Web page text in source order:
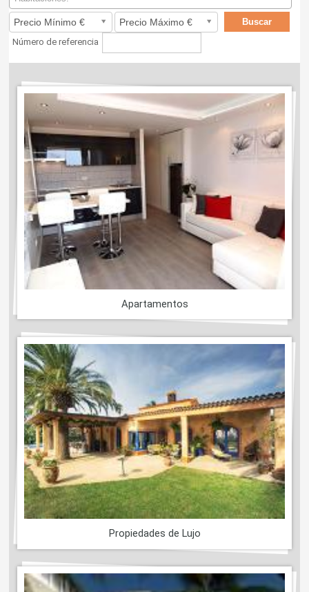
Número de referencia
Apartamentos
Propiedades de Lujo